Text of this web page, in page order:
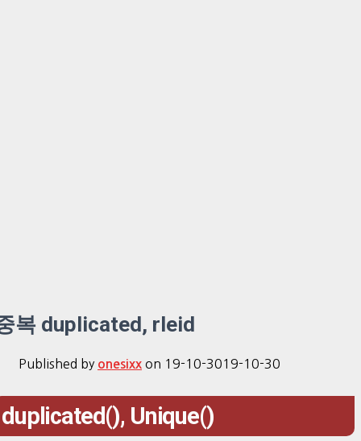
복 duplicated, rleid
Published by onesixx on 19-10-3019-10-30
duplicated(), Unique()